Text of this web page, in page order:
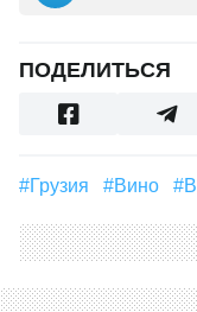
ПОДЕЛИТЬСЯ
#Грузия #Вино